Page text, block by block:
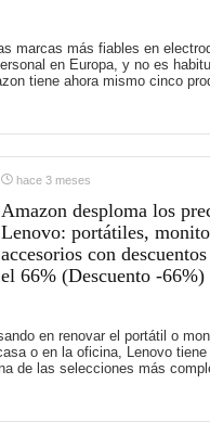
marcas más fiables en
en Europa, y no es
tiene ahora mismo cinco
hace 3 meses
Amazon desploma los
Lenovo: portátiles,
accesorios con
el 66% (Descuento -66%)
en renovar el portátil o
o en la oficina, Lenovo tiene
de las selecciones más